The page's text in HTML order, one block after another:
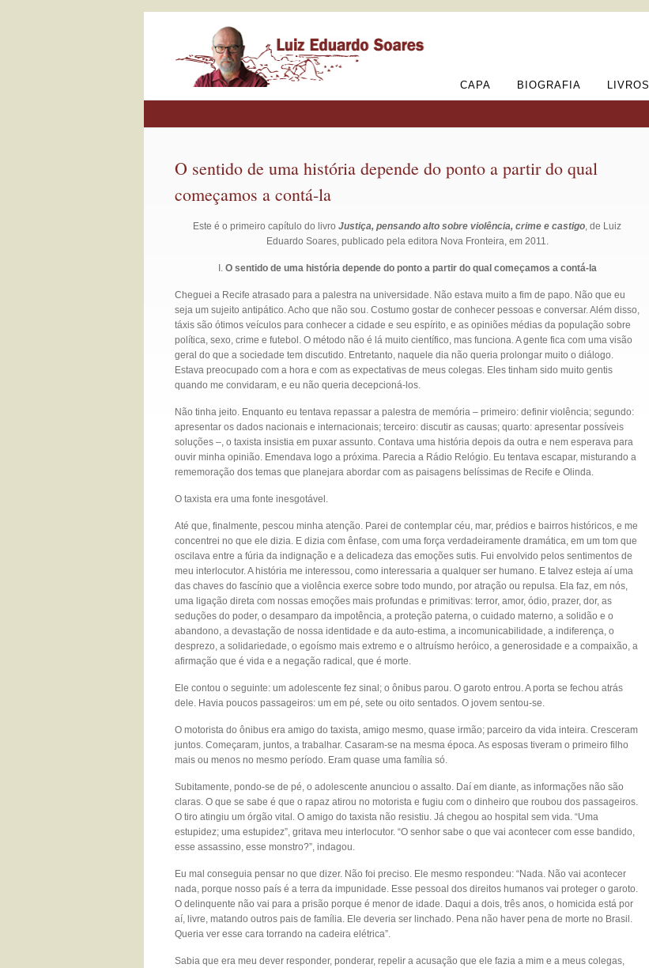
CAPA BIOGRAFIA LIVROS
O sentido de uma história depende do ponto a partir do qual
começamos a contá-la
Este é o primeiro capítulo do livroJustiça, pensando alto sobre violência, crime e castigo, de Luiz
Eduardo Soares, publicado pela editora Nova Fronteira, em 2011.
I. O sentido de uma história depende do ponto a partir do qual começamos a contá-la
Cheguei a Recife atrasado para a palestra na universidade. Não estava muito a fim de papo. Não que eu
seja um sujeito antipático. Acho que não sou. Costumo gostar de conhecer pessoas e conversar. Além disso,
táxis são ótimos veículos para conhecer a cidade e seu espírito, e as opiniões médias da população sobre
política, sexo, crime e futebol. O método não é lá muito científico, mas funciona. A gente fica com uma visão
geral do que a sociedade tem discutido. Entretanto, naquele dia não queria prolongar muito o diálogo.
Estava preocupado com a hora e com as expectativas de meus colegas. Eles tinham sido muito gentis
quando me convidaram, e eu não queria decepcioná-los.
Não tinha jeito. Enquanto eu tentava repassar a palestra de memória – primeiro: definir violência; segundo:
apresentar os dados nacionais e internacionais; terceiro: discutir as causas; quarto: apresentar possíveis
soluções –, o taxista insistia em puxar assunto. Contava uma história depois da outra e nem esperava para
ouvir minha opinião. Emendava logo a próxima. Parecia a Rádio Relógio. Eu tentava escapar, misturando a
rememoração dos temas que planejara abordar com as paisagens belíssimas de Recife e Olinda.
O taxista era uma fonte inesgotável.
Até que, finalmente, pescou minha atenção. Parei de contemplar céu, mar, prédios e bairros históricos, e me
concentrei no que ele dizia. E dizia com ênfase, com uma força verdadeiramente dramática, em um tom que
oscilava entre a fúria da indignação e a delicadeza das emoções sutis. Fui envolvido pelos sentimentos de
meu interlocutor. A história me interessou, como interessaria a qualquer ser humano. E talvez esteja aí uma
das chaves do fascínio que a violência exerce sobre todo mundo, por atração ou repulsa. Ela faz, em nós,
uma ligação direta com nossas emoções mais profundas e primitivas: terror, amor, ódio, prazer, dor, as
seduções do poder, o desamparo da impotência, a proteção paterna, o cuidado materno, a solidão e o
abandono, a devastação de nossa identidade e da auto-estima, a incomunicabilidade, a indiferença, o
desprezo, a solidariedade, o egoísmo mais extremo e o altruísmo heróico, a generosidade e a compaixão, a
afirmação que é vida e a negação radical, que é morte.
Ele contou o seguinte: um adolescente fez sinal; o ônibus parou. O garoto entrou. A porta se fechou atrás
dele. Havia poucos passageiros: um em pé, sete ou oito sentados. O jovem sentou-se.
O motorista do ônibus era amigo do taxista, amigo mesmo, quase irmão; parceiro da vida inteira. Cresceram
juntos. Começaram, juntos, a trabalhar. Casaram-se na mesma época. As esposas tiveram o primeiro filho
mais ou menos no mesmo período. Eram quase uma família só.
Subitamente, pondo-se de pé, o adolescente anunciou o assalto. Daí em diante, as informações não são
claras. O que se sabe é que o rapaz atirou no motorista e fugiu com o dinheiro que roubou dos passageiros.
O tiro atingiu um órgão vital. O amigo do taxista não resistiu. Já chegou ao hospital sem vida. “Uma
estupidez; uma estupidez”, gritava meu interlocutor. “O senhor sabe o que vai acontecer com esse bandido,
esse assassino, esse monstro?”, indagou.
Eu mal conseguia pensar no que dizer. Não foi preciso. Ele mesmo respondeu: “Nada. Não vai acontecer
nada, porque nosso país é a terra da impunidade. Esse pessoal dos direitos humanos vai proteger o garoto.
O delinquente não vai para a prisão porque é menor de idade. Daqui a dois, três anos, o homicida está por
aí, livre, matando outros pais de família. Ele deveria ser linchado. Pena não haver pena de morte no Brasil.
Queria ver esse cara torrando na cadeira elétrica”.
Sabia que era meu dever responder, ponderar, repelir a acusação que ele fazia a mim e a meus colegas,